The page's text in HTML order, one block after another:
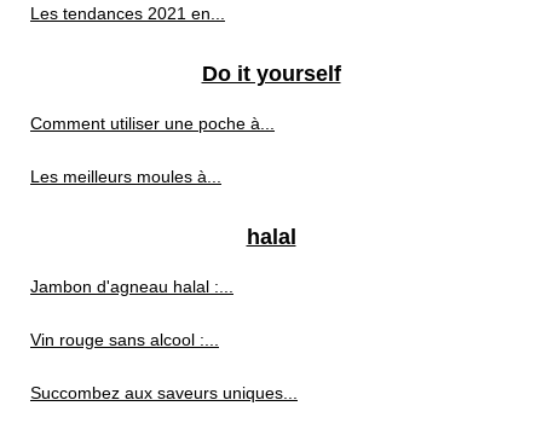
Les tendances 2021 en...
Do it yourself
Comment utiliser une poche à...
Les meilleurs moules à...
halal
Jambon d'agneau halal :...
Vin rouge sans alcool :...
Succombez aux saveurs uniques...